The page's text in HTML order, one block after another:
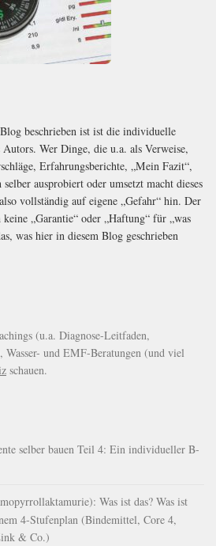
beschrieben ist ist die individuelle
Wer Dinge, die u.a. als Verweise,
Erfahrungsberichte, „Mein Fazit“,
ausprobiert oder umsetzt macht dieses
vollständig auf eigene „Gefahr“ hin. Der
„Garantie“ oder „Haftung“ für „was
was hier in diesem Blog geschrieben
(u.a. Diagnose-Leitfaden,
und EMF-Beratungen (und viel
schauen.
selber bauen Teil 4: Ein individueller B-
Was ist das? Was ist
4-Stufenplan (Bindemittel, Core 4,
& Co.)